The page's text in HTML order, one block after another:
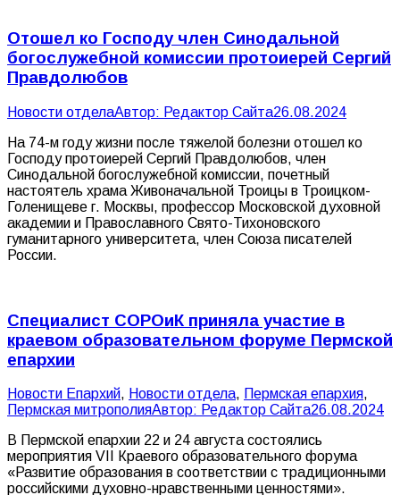
Отошел ко Господу член Синодальной
богослужебной комиссии протоиерей Сергий
Правдолюбов
Новости отделаАвтор: Редактор Сайта26.08.2024
На 74-м году жизни после тяжелой болезни отошел ко
Господу протоиерей Сергий Правдолюбов, член
Синодальной богослужебной комиссии, почетный
настоятель храма Живоначальной Троицы в Троицком-
Голенищеве г. Москвы, профессор Московской духовной
академии и Православного Свято-Тихоновского
гуманитарного университета, член Союза писателей
России.
Специалист СОРОиК приняла участие в
краевом образовательном форуме Пермской
епархии
Новости Епархий, Новости отдела, Пермская епархия,
Пермская митрополияАвтор: Редактор Сайта26.08.2024
В Пермской епархии 22 и 24 августа состоялись
мероприятия VII Краевого образовательного форума
«Развитие образования в соответствии с традиционными
российскими духовно-нравственными ценностями».